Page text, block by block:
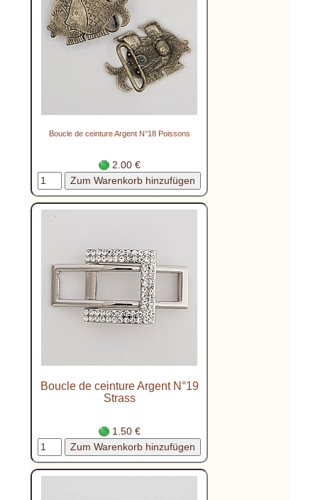
Boucle de ceinture Argent N°18 Poissons
2.00 €
Boucle de ceinture Argent N°19
Strass
1.50 €